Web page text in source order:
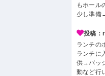
もホール
少し準
投稿：
ランチ
ランチに
供→バッ
動など行